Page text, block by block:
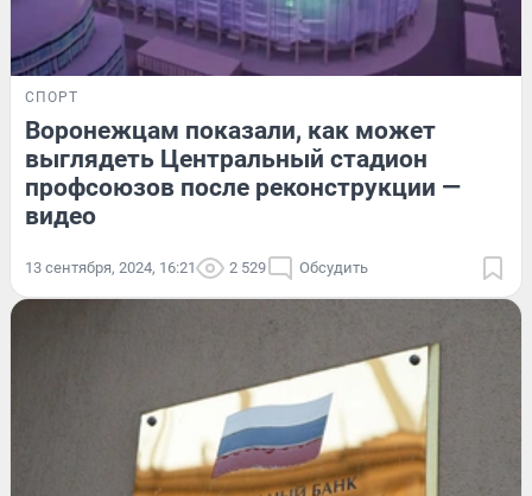
СПОРТ
Воронежцам показали, как может
выглядеть Центральный стадион
профсоюзов после реконструкции —
видео
13 сентября, 2024, 16:21 2 529 Обсудить